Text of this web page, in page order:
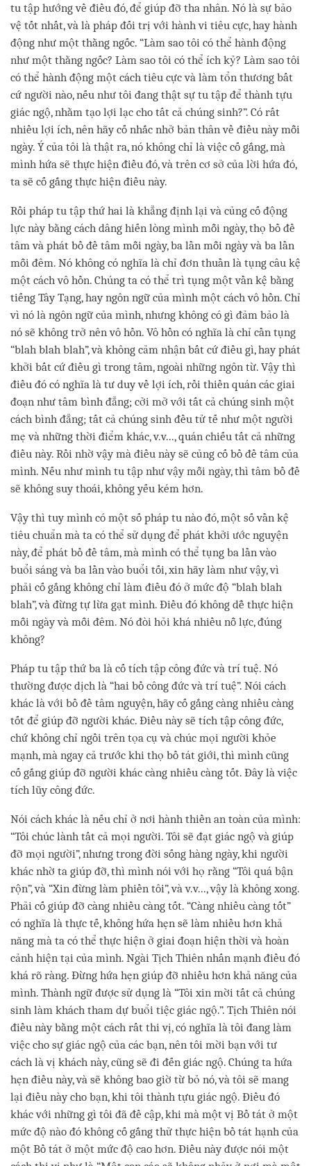
tu tập hướng về điều đó, để giúp đỡ tha nhân. Nó là sự bảo
vệ tốt nhất, và là pháp đối trị với hành vi tiêu cực, hay hành
động như một thằng ngốc. “Làm sao tôi có thể hành động
như một thằng ngốc? Làm sao tôi có thể ích kỷ? Làm sao tôi
có thể hành động một cách tiêu cực và làm tổn thương bất
cứ người nào, nếu như tôi đang thật sự tu tập để thành tựu
giác ngộ, nhằm tạo lợi lạc cho tất cả chúng sinh?”. Có rất
nhiều lợi ích, nên hãy cố nhắc nhở bản thân về điều này mỗi
ngày. Ý của tôi là thật ra, nó không chỉ là việc cố gắng, mà
mình hứa sẽ thực hiện điều đó, và trên cơ sở của lời hứa đó,
ta sẽ cố gắng thực hiện điều này.
Rồi pháp tu tập thứ hai là khẳng định lại và củng cố động
lực này bằng cách dâng hiến lòng mình mỗi ngày, thọ bồ đề
tâm và phát bồ đề tâm mỗi ngày, ba lần mỗi ngày và ba lần
mỗi đêm. Nó không có nghĩa là chỉ đơn thuần là tụng câu kệ
một cách vô hồn. Chúng ta có thể trì tụng một vần kệ bằng
tiếng Tây Tạng, hay ngôn ngữ của mình một cách vô hồn. Chỉ
vì nó là ngôn ngữ của mình, nhưng không có gì đảm bảo là
nó sẽ không trở nên vô hồn. Vô hồn có nghĩa là chỉ cần tụng
“blah blah blah”, và không cảm nhận bất cứ điều gì, hay phát
khởi bất cứ điều gì trong tâm, ngoài những ngôn từ. Vậy thì
điều đó có nghĩa là tư duy về lợi ích, rồi thiền quán các giai
đoạn như tâm bình đẳng; cởi mở với tất cả chúng sinh một
cách bình đẳng; tất cả chúng sinh đều tử tế như một người
mẹ và những thời điểm khác, v.v..., quán chiếu tất cả những
điều này. Rồi nhờ vậy mà điều này sẽ củng cố bồ đề tâm của
mình. Nếu như mình tu tập như vậy mỗi ngày, thì tâm bồ đề
sẽ không suy thoái, không yếu kém hơn.
Vậy thì tuy mình có một số pháp tu nào đó, một số vần kệ
tiêu chuẩn mà ta có thể sử dụng để phát khởi ước nguyện
này, để phát bồ đề tâm, mà mình có thể tụng ba lần vào
buổi sáng và ba lần vào buổi tối, xin hãy làm như vậy, vì
phải cố gắng không chỉ làm điều đó ở mức độ “blah blah
blah”, và đừng tự lừa gạt mình. Điều đó không dễ thực hiện
mỗi ngày và mỗi đêm. Nó đòi hỏi khá nhiều nỗ lực, đúng
không?
Pháp tu tập thứ ba là cố tích tập công đức và trí tuệ. Nó
thường được dịch là “hai bồ công đức và trí tuệ”. Nói cách
khác là với bồ đề tâm nguyện, hãy cố gắng càng nhiều càng
tốt để giúp đỡ người khác. Điều này sẽ tích tập công đức,
chứ không chỉ ngồi trên tọa cụ và chúc mọi người khỏe
mạnh, mà ngay cả trước khi thọ bồ tát giới, thì mình cũng
cố gắng giúp đỡ người khác càng nhiều càng tốt. Đây là việc
tích lũy công đức.
Nói cách khác là nếu chỉ ở nơi hành thiền an toàn của mình:
“Tôi chúc lành tất cả mọi người. Tôi sẽ đạt giác ngộ và giúp
đỡ mọi người”, nhưng trong đời sống hàng ngày, khi người
khác nhờ ta giúp đỡ, thì mình nói với họ rằng “Tôi quá bận
rộn”, và “Xin đừng làm phiền tôi”, và v.v..., vậy là không xong.
Phải cố giúp đỡ càng nhiều càng tốt. “Càng nhiều càng tốt”
có nghĩa là thực tế, không hứa hẹn sẽ làm nhiều hơn khả
năng mà ta có thể thực hiện ở giai đoạn hiện thời và hoàn
cảnh hiện tại của mình. Ngài Tịch Thiên nhấn mạnh điều đó
khá rõ ràng. Đừng hứa hẹn giúp đỡ nhiều hơn khả năng của
mình. Thành ngữ được sử dụng là “Tôi xin mời tất cả chúng
sinh làm khách tham dự buổi tiệc giác ngộ.”. Tịch Thiên nói
điều này bằng một cách rất thi vị, có nghĩa là tôi đang làm
việc cho sự giác ngộ của các bạn, nên tôi mời bạn với tư
cách là vị khách này, cũng sẽ đi đến giác ngộ. Chúng ta hứa
hẹn điều này, và sẽ không bao giờ từ bỏ nó, và tôi sẽ mang
lại điều này cho bạn, khi tôi thành tựu giác ngộ. Điều đó
khác với những gì tôi đã đề cập, khi mà một vị Bồ tát ở một
mức độ nào đó không cố gắng thử thực hiện bồ tát hạnh của
một Bồ tát ở một mức độ cao hơn. Điều này được nói một